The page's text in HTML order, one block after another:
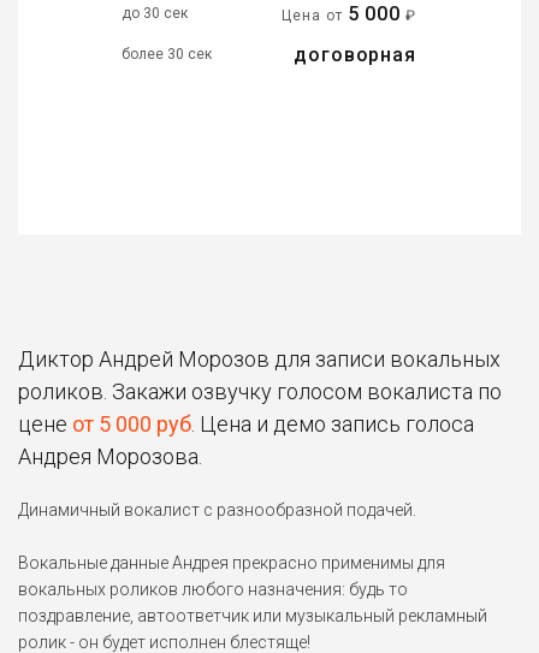
до 30 сек Цена от 5 000 ₽
более 30 сек договорная
Диктор Андрей Морозов для записи вокальных
роликов. Закажи озвучку голосом вокалиста по
цене от 5 000 руб . Цена и демо запись голоса
Андрея Морозова.
Динамичный вокалист с разнообразной подачей.
Вокальные данные Андрея прекрасно применимы для
вокальных роликов любого назначения: будь то
поздравление, автоответчик или музыкальный рекламный
ролик - он будет исполнен блестяще!